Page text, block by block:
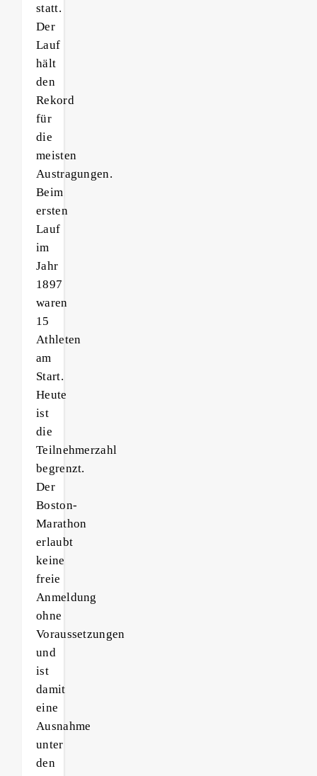
statt.
Der
Lauf
hält
den
Rekord
für
die
meisten
Austragungen.
Beim
ersten
Lauf
im
Jahr
1897
waren
15
Athleten
am
Start.
Heute
ist
die
Teilnehmerzahl
begrenzt.
Der
Boston-
Marathon
erlaubt
keine
freie
Anmeldung
ohne
Voraussetzungen
und
ist
damit
eine
Ausnahme
unter
den